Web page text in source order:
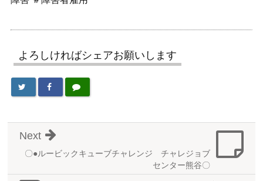
よろしければシェアお願いします
〇●ルービックキューブチャレンジ チャレジョブ
センター熊谷〇
Next